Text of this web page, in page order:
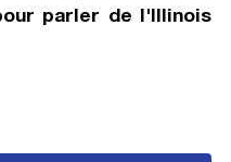
parler de l'Illinois